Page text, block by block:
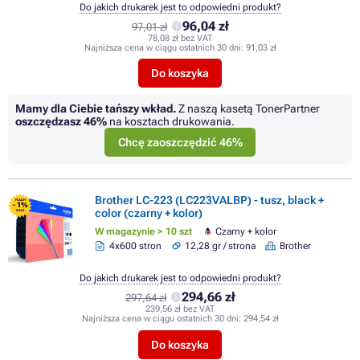
97,01 zł 96,04 zł
78,08 zł bez VAT
Najniższa cena w ciągu ostatnich 30 dni: 91,03 zł
Do koszyka
Do jakich drukarek jest to odpowiedni produkt?
Mamy dla Ciebie tańszy wkład.Z naszą kasetą TonerPartner
oszczędzasz46% na kosztach drukowania.
Chcę zaoszczędzić 46%
FLASH
- 1%
SALE
Brother LC-223 (LC223VALBP) - tusz, black +
color (czarny + kolor)
W magazynie > 10 szt
Czarny + kolor
4x600 stron
12,28 gr / strona Brother
297,64 zł 294,66 zł
239,56 zł bez VAT
Najniższa cena w ciągu ostatnich 30 dni: 294,54 zł
Do koszyka
Do jakich drukarek jest to odpowiedni produkt?